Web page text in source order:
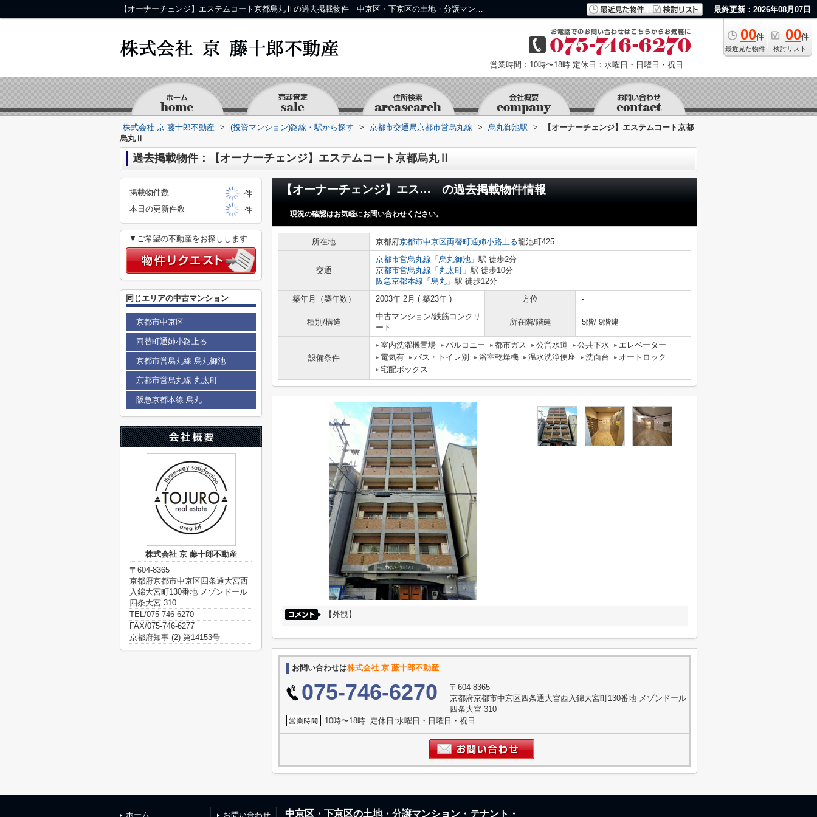
【オーナーチェンジ】エステムコート京都烏丸Ⅱの過去掲載物件｜中京区・下京区の土地・分譲マンション・テナント・事業用物件なら株式会社 京 藤十郎不動産 最終更新：2026年08月07日
00件
最近見た物件
00件
検討リスト
営業時間：10時〜18時 定休日：水曜日・日曜日・祝日
株式会社 京 藤十郎不動産 > (投資マンション)路線・駅から探す > 京都市交通局京都市営烏丸線 > 烏丸御池駅 >
【オーナーチェンジ】エステムコート京都
烏丸Ⅱ
過去掲載物件：【オーナーチェンジ】エステムコート京都烏丸Ⅱ
【オーナーチェンジ】エステムコート京都烏丸Ⅱ の過去掲載物件情報
現況の確認はお気軽にお問い合わせください。
所在地 京都府京都市中京区両替町通姉小路上る龍池町425
交通
京都市営烏丸線 「 烏丸御池 」駅 徒歩2分
京都市営烏丸線 「 丸太町 」駅 徒歩10分
阪急京都本線 「 烏丸 」駅 徒歩12分
築年月（築年数）
2003年 2月 ( 築23年 ) 方位 -
種別/構造
中古マンション/鉄筋コンクリ
ート
所在階/階建 5階/ 9階建
設備条件
室内洗濯機置場 バルコニー 都市ガス 公営水道 公共下水
エレベーター
電気有
バス・トイレ別 浴室乾燥機 温水洗浄便座 洗面台
オートロック
宅配ボックス
【外観】
お問い合わせは株式会社 京 藤十郎不動産
075-746-6270
〒604-8365
京都府京都市中京区四条通大宮西入錦大宮町130番地 メゾンドール
四条大宮 310
10時〜18時 定休日:水曜日・日曜日・祝日
掲載物件数
件
本日の更新件数
件
▼ご希望の不動産をお探しします
同じエリアの中古マンション
京都市中京区
両替町通姉小路上る
京都市営烏丸線 烏丸御池
京都市営烏丸線 丸太町
阪急京都本線 烏丸
株式会社 京 藤十郎不動産
〒604-8365
京都府京都市中京区四条通大宮西
入錦大宮町130番地 メゾンドール
四条大宮 310
TEL/075-746-6270
FAX/075-746-6277
京都府知事 (2) 第14153号
ホーム お問い合わせ 中京区・下京区の土地・分譲マンション・テナント・